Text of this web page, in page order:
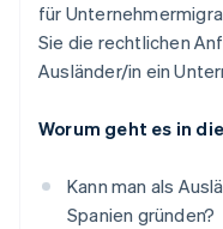
für
Sie die rechtlichen
Ausländer/in ein
Worum geht es in
Kann man als
Spanien gründen?